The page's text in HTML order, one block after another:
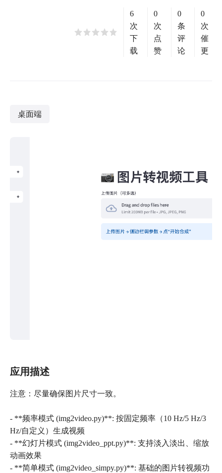
6
次
下
载
0
次
点
赞
0
条
评
论
0
次
催
更
桌面端
应用描述
注意：尽量确保图片尺寸一致。
- **频率模式 (img2video.py)**: 按固定频率（10 Hz/5 Hz/3
Hz/自定义）生成视频
- **幻灯片模式 (img2video_ppt.py)**: 支持淡入淡出、缩放
动画效果
- **简单模式 (img2video_simpy.py)**: 基础的图片转视频功